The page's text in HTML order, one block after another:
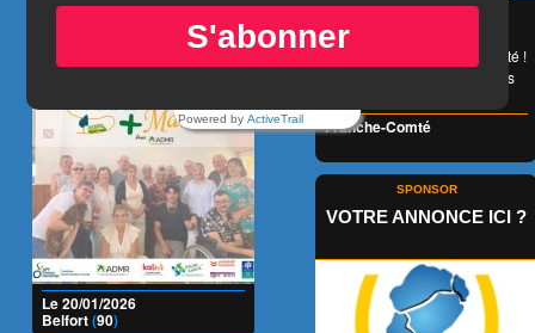
LES RENDEZ-VOUS +
Le 20/01/2026
Belfort(90)
😉 LA carte de réduction
accessible à tous et valable
1 an entier en Franche-Comté !
👍 + de 350 Partenaires dans
Franche-Comté
SPONSOR
VOTRE ANNONCE ICI ?
S'abonner
Powered by ActiveTrail